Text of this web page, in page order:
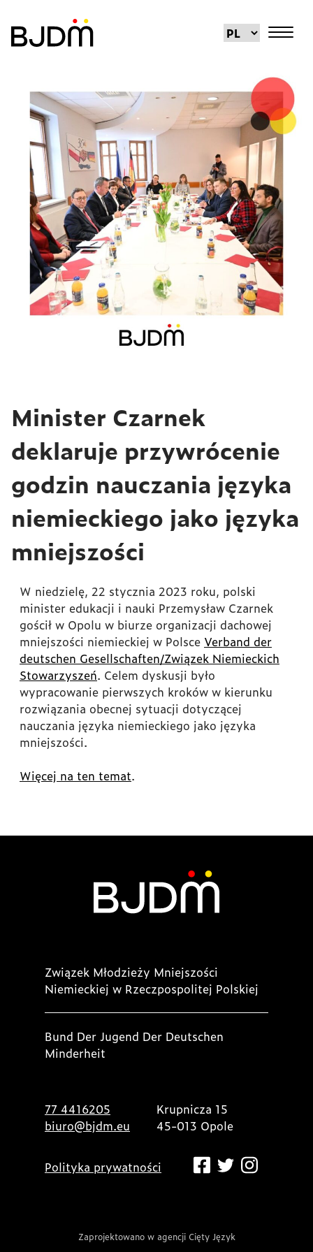
Minister Czarnek
deklaruje przywrócenie
godzin nauczania języka
niemieckiego jako języka
mniejszości
W niedzielę, 22 stycznia 2023 roku, polski
minister edukacji i nauki Przemysław Czarnek
gościł w Opolu w biurze organizacji dachowej
mniejszości niemieckiej w Polsce Verband der
deutschen Gesellschaften/Związek Niemieckich
Stowarzyszeń. Celem dyskusji było
wypracowanie pierwszych kroków w kierunku
rozwiązania obecnej sytuacji dotyczącej
nauczania języka niemieckiego jako języka
mniejszości.
Więcej na ten temat.
Związek Młodzieży Mniejszości
Niemieckiej w Rzeczpospolitej Polskiej
Bund Der Jugend Der Deutschen
Minderheit
77 4416205
biuro@bjdm.eu
Krupnicza 15
45-013 Opole
Polityka prywatności
Zaprojektowano w agencji Cięty Język